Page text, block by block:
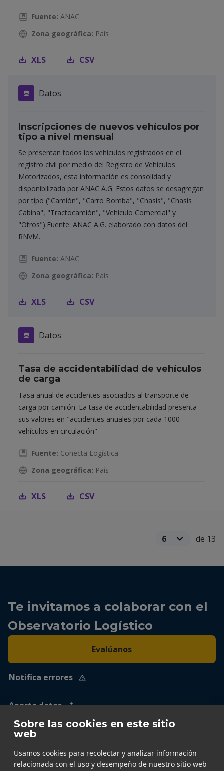
Sobre las cookies en este sitio
web
Usamos cookies para recolectar y analizar información
relacionada con el uso y desempeño de nuestro sitio web
Fuente: ANAC
Zona geográfica: País
XLS CSV
Datos
Inscripciones de nuevos vehículos por
tipo a nivel mensual
Se presentan todos los vehículos registrados en el
registro civil por medio del Registro de Vehículos
Motorizados, esta información es consolidad y
disponibilizada por ANAC A.G. Estos datos se desagregan
por tipo ("Camión", "Carro Bomba", "Chasis", "Chasis
Cabina", "Tractocamión", "Vehículo Comercial" y
"Otros").Fuente: ANAC A.G. elaborado con datos del
RNVM.
Fuente: ANAC
Zona geográfica: País
XLS CSV
Datos
Tasa de accidentabilidad de vehículos
de carga
Tasa anual de accidentes asociados al transporte de
carga por camión. La tasa de accidentabilidad presenta
sus valores en "accidentes anuales por cada 1000
vehículos en circulación"
Fuente: Conecta Logística
Zona geográfica: País
XLS CSV
de 13
Te invitamos a colaborar con el
Observatorio Logístico
Evalúanos
Notifica errores
Aporta datos